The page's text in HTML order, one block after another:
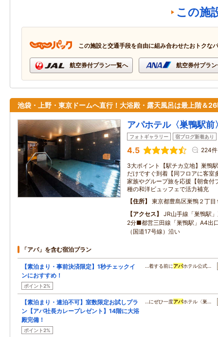
この施
この施設と交通手段を自由に組み合わせたおトクな
航空券付プラン一覧へ 航空券付プラ
池袋・上野・東京ドームへ直行！大浴殿・露天風呂は最上階＆
アパホテル〈巣鴨駅前
フォトギャラリー 宿ブログ新着あり
4.5 224件
3大ポイント【駅チカ立地】巣鴨
だけですぐ到着【同フロアに客室
家族やグループ旅を応援【朝食
種の和洋ビュッフェで活力補充
住所
東京都豊島区巣鴨２丁目
アクセス
JR山手線「巣鴨駅
2分■都営三田線「巣鴨駅」A4出
（国道17号線）沿い
「アパ」を含む宿泊プラン
【素泊まり・事前決済限定】1秒チェックイ
ンにおすすめ！
ポイント2%
…着する前にアパホテル公式…
【素泊まり・連泊不可】室数限定お試しプラ
ン【アパ社長カレープレゼント】14階に大浴
殿完備！
ポイント2%
…にぜひ一度アパホテル〈巣…